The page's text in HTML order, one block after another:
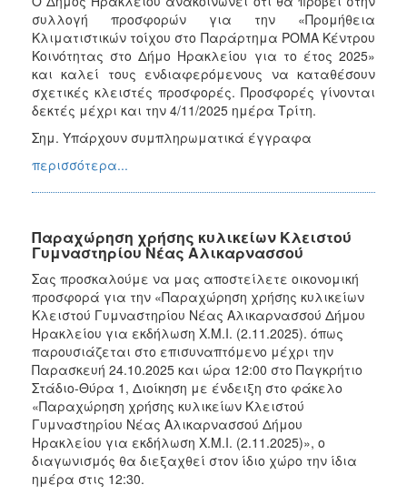
συλλογή προσφορών για την «Προμήθεια
Κλιματιστικών τοίχου στο Παράρτημα ΡΟΜΑ Κέντρου
Κοινότητας στο Δήμο Ηρακλείου για το έτος 2025»
και καλεί τους ενδιαφερόμενους να καταθέσουν
σχετικές κλειστές προσφορές. Προσφορές γίνονται
δεκτές μέχρι και την 4/11/2025 ημέρα Τρίτη.
Σημ. Υπάρχουν συμπληρωματικά έγγραφα
περισσότερα...
Παραχώρηση χρήσης κυλικείων Κλειστού
Γυμναστηρίου Νέας Αλικαρνασσού
Σας προσκαλούμε να μας αποστείλετε οικονομική
προσφορά για την «Παραχώρηση χρήσης κυλικείων
Κλειστού Γυμναστηρίου Νέας Αλικαρνασσού Δήμου
Ηρακλείου για εκδήλωση Χ.Μ.Ι. (2.11.2025). όπως
παρουσιάζεται στο επισυναπτόμενο μέχρι την
Παρασκευή 24.10.2025 και ώρα 12:00 στο Παγκρήτιο
Στάδιο-Θύρα 1, Διοίκηση με ένδειξη στο φάκελο
«Παραχώρηση χρήσης κυλικείων Κλειστού
Γυμναστηρίου Νέας Αλικαρνασσού Δήμου
Ηρακλείου για εκδήλωση Χ.Μ.Ι. (2.11.2025)», ο
διαγωνισμός θα διεξαχθεί στον ίδιο χώρο την ίδια
ημέρα στις 12:30.